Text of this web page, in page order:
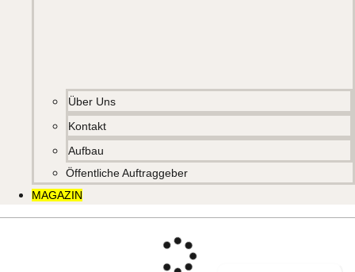
Über Uns
Kontakt
Aufbau
Öffentliche Auftraggeber
MAGAZIN